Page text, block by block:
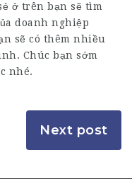
ở trên bạn sẽ tìm
doanh nghiệp
sẽ có thêm nhiều
Chúc bạn sớm
nhé.
Next post